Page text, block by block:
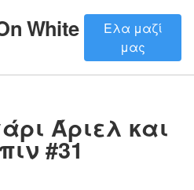
White
Ελα μαζί
μας
Άριελ και
#31